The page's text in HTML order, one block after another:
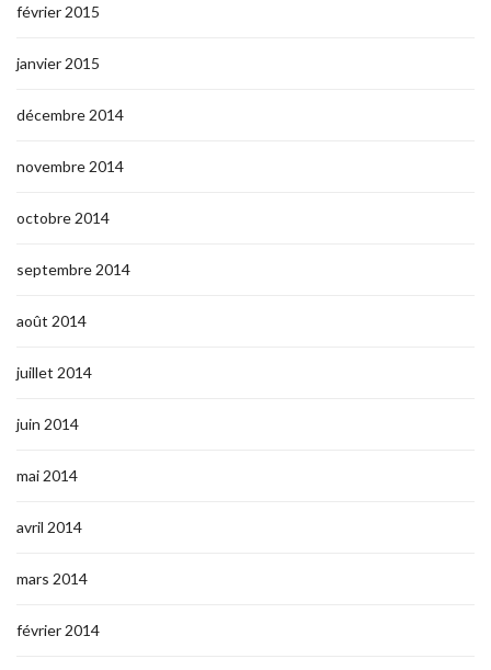
février 2015
janvier 2015
décembre 2014
novembre 2014
octobre 2014
septembre 2014
août 2014
juillet 2014
juin 2014
mai 2014
avril 2014
mars 2014
février 2014